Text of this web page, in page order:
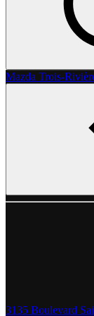
Mazda Trois-
3135 Boulevard